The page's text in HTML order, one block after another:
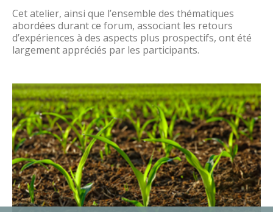
Cet atelier, ainsi que l’ensemble des thématiques
abordées durant ce forum, associant les retours
d’expériences à des aspects plus prospectifs, ont été
largement appréciés par les participants.